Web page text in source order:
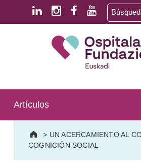
Saltar al contenido principal
Saltar al pie de página
Artículos
> UN ACERCAMIENTO AL
COGNICIÓN SOCIAL